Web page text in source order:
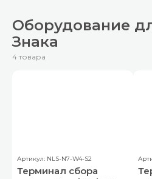
Оборудование
Знака
4 товара
Артикул: NLS-N7-W4-S2
Терминал сбора